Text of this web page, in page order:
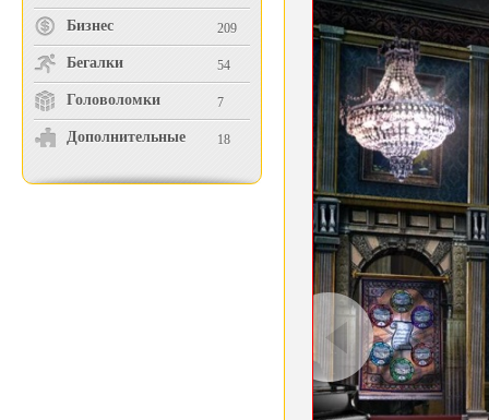
Бизнес 209
Бегалки 54
Головоломки 7
Дополнительные 18